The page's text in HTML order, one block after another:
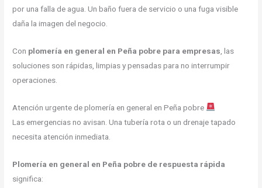
por una falla de agua. Un baño fuera de servicio o una fuga visible
daña la imagen del negocio.
Con plomería en general en Peña pobre para empresas , las
soluciones son rápidas, limpias y pensadas para no interrumpir
operaciones.
Atención urgente de plomería en general en Peña pobre
Las emergencias no avisan. Una tubería rota o un drenaje tapado
necesita atención inmediata.
Plomería en general en Peña pobre de respuesta rápida
significa: